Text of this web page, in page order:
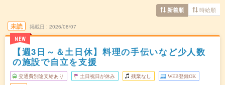
新着順 時給順
未読
NEW
掲載日 2026/08/07
【週3日～＆土日休】料理の手伝いなど少人数
の施設で自立を支援
交通費別途支給あり 土日祝日が休み 残業なし WEB登録OK